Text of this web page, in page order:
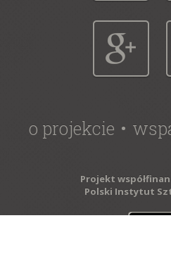
o projekcie
Projekt